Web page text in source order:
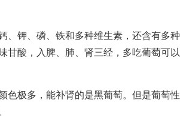
钾、磷、铁和多种维生素，还含有多种
甘酸，入脾、肺、肾三经，多吃葡萄可以
极多，能补肾的是黑葡萄。但是葡萄性